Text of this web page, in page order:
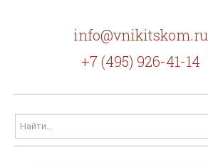
info@vnikitskom.ru
+7 (495) 926-41-14